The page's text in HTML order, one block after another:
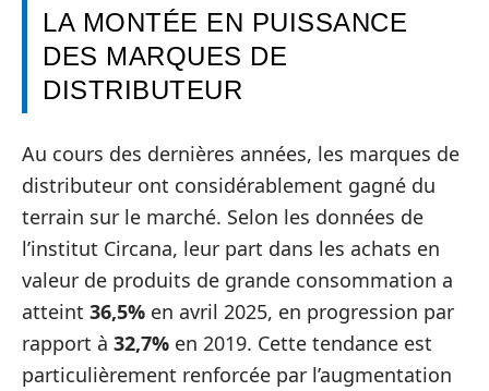
LA MONTÉE EN PUISSANCE
DES MARQUES DE
DISTRIBUTEUR
Au cours des dernières années, les marques de
distributeur ont considérablement gagné du
terrain sur le marché. Selon les données de
l’institut Circana, leur part dans les achats en
valeur de produits de grande consommation a
atteint 36,5% en avril 2025, en progression par
rapport à 32,7% en 2019. Cette tendance est
particulièrement renforcée par l’augmentation